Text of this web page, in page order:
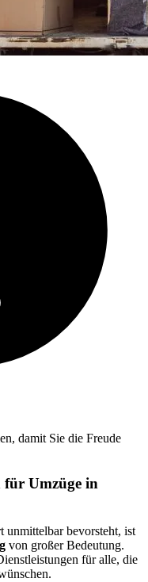
damit Sie die Freude
für Umzüge in
unmittelbar bevorsteht, ist
von großer Bedeutung.
für alle, die